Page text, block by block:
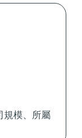
規模、所屬